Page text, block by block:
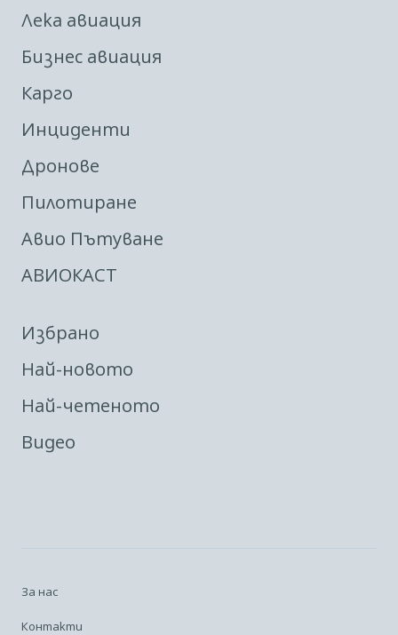
Лека авиация
Бизнес авиация
Карго
Инциденти
Дронове
Пилотиране
Авио Пътуване
АВИОКАСТ
Избрано
Най-новото
Най-четеното
Видео
За нас
Контакти